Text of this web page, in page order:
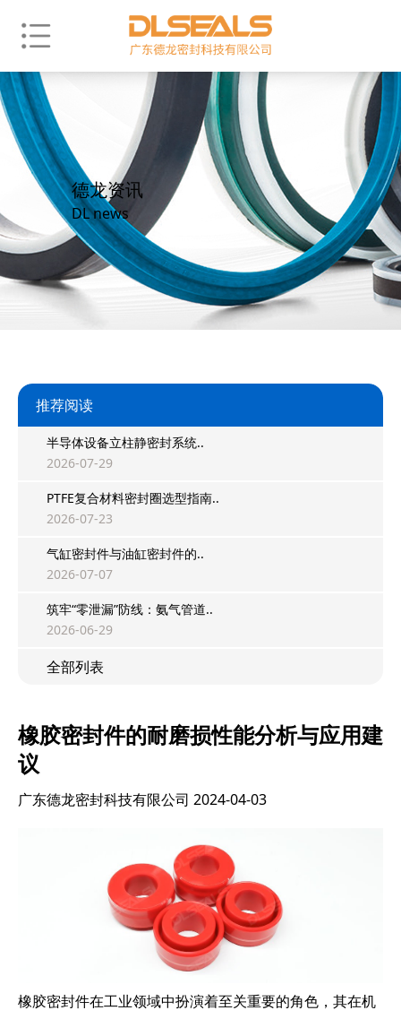
德龙资讯
DL news
推荐阅读
半导体设备立柱静密封系统..
2026-07-29
PTFE复合材料密封圈选型指南..
2026-07-23
气缸密封件与油缸密封件的..
2026-07-07
筑牢“零泄漏”防线：氨气管道..
2026-06-29
全部列表
橡胶密封件的耐磨损性能分析与应用建
议
广东德龙密封科技有限公司 2024-04-03
橡胶密封件在工业领域中扮演着至关重要的角色，其在机